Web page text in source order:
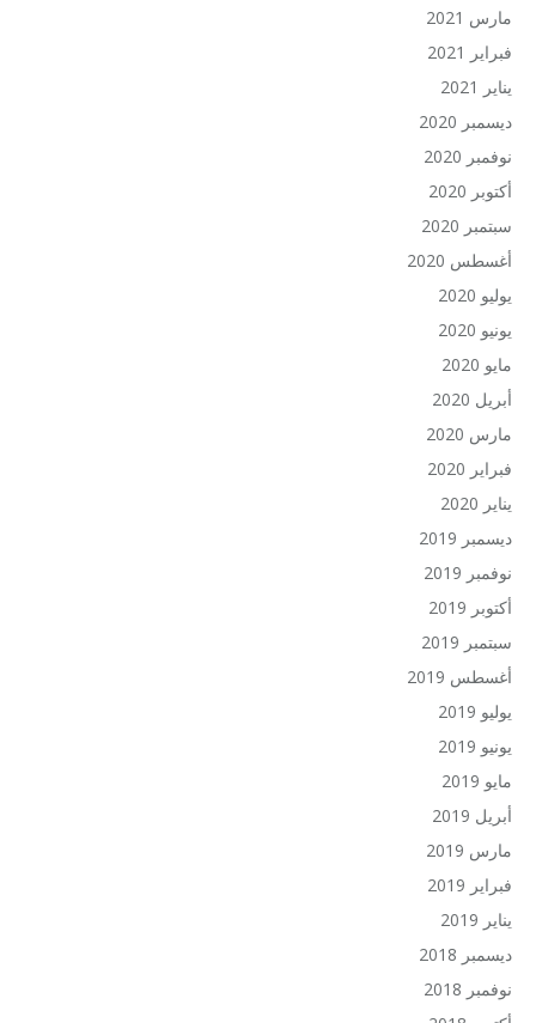
مارس 2021
فبراير 2021
يناير 2021
ديسمبر 2020
نوفمبر 2020
أكتوبر 2020
سبتمبر 2020
أغسطس 2020
يوليو 2020
يونيو 2020
مايو 2020
أبريل 2020
مارس 2020
فبراير 2020
يناير 2020
ديسمبر 2019
نوفمبر 2019
أكتوبر 2019
سبتمبر 2019
أغسطس 2019
يوليو 2019
يونيو 2019
مايو 2019
أبريل 2019
مارس 2019
فبراير 2019
يناير 2019
ديسمبر 2018
نوفمبر 2018